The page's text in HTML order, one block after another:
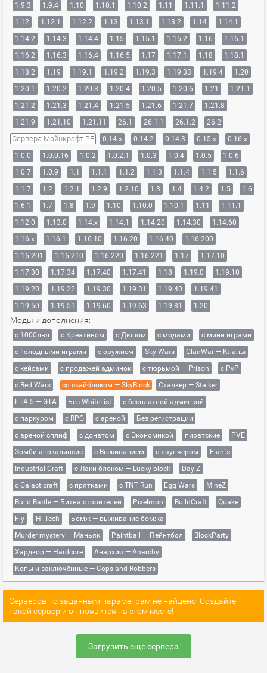
1.9.3
1.9.4 1.10 1.10.1 1.10.2 1.11 1.11.1
1.11.2
1.12
1.12.1 1.12.2 1.13 1.13.1 1.13.2 1.14
1.14.1
1.14.2
1.14.3 1.14.4 1.15 1.15.1 1.15.2 1.16
1.16.1
1.16.2
1.16.3 1.16.4 1.16.5 1.17 1.17.1 1.18
1.18.1
1.18.2
1.19 1.19.1 1.19.2 1.19.3 1.19.33 1.19.4
1.20
1.20.1
1.20.2 1.20.3 1.20.4 1.20.5 1.20.6 1.21
1.21.1
1.21.2
1.21.3 1.21.4 1.21.5 1.21.6 1.21.7
1.21.8
1.21.9
1.21.10 1.21.11 26.1 26.1.1 26.1.2 26.2
Сервера Майнкрафт PE 0.14.x 0.14.2 0.14.3 0.15.x
0.16.x
1.0.0
1.0.0.16 1.0.2 1.0.2.1 1.0.3 1.0.4 1.0.5
1.0.6
1.0.7
1.0.9 1.1 1.1.1 1.1.2 1.1.3 1.1.4 1.1.5
1.1.6
1.1.7
1.2 1.2.1 1.2.9 1.2.10 1.3 1.4 1.4.2 1.5
1.6
1.6.1
1.7 1.8 1.9 1.10 1.10.0 1.10.1 1.11
1.11.1
1.12.0
1.13.0 1.14.x 1.14.1 1.14.20 1.14.30
1.14.60
1.16.x
1.16.1 1.16.10 1.16.20 1.16.40
1.16.200
1.16.201
1.16.210 1.16.220 1.16.221 1.17
1.17.10
1.17.30
1.17.34 1.17.40 1.17.41 1.18 1.19.0
1.19.10
1.19.20
1.19.22 1.19.30 1.19.31 1.19.40
1.19.41
1.19.50
1.19.51 1.19.60 1.19.63 1.19.81 1.20
Моды и дополнения:
с 1000лвл c Креативом с Дюпом с модами
с мини играми
с Голодными играми
с оружием Sky Wars
ClanWar — Кланы
с кейсами
с продажей админок с тюрьмой — Prison
с PvP
с Bed Wars
со скайблоком — SkyBlock
Сталкер — Stalker
ГТА 5 — GTA
Без WhiteList
с бесплатной админкой
с паркуром
с RPG с ареной
Без регистрации
с ареной сплиф
с донатом с Экономикой пиратские
PVE
Зомби апокалипсис
с Выживанием с лаунчером
Flan`s
Industrial Craft
с Лаки блоком — Lucky block
Day Z
с Galacticraft
с прятками с TNT Run Egg Wars
MineZ
Build Battle — Битва строителей
Pixelmon BuildCraft
Quake
Fly
Hi-Tech
Бомж — выживание бомжа
Murder mystery — Маньяк
Paintball — Пейнтбол
BlockParty
Хардкор — Hardcore
Анархия — Anarchy
Копы и заключённые — Cops and Robbers
Серверов по заданным параметрам не найдено. Создайте
такой сервер и он появится на этом месте!
Загрузить еще сервера